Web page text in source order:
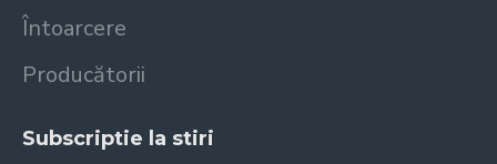
Întoarcere
Producătorii
Subscriptie la stiri